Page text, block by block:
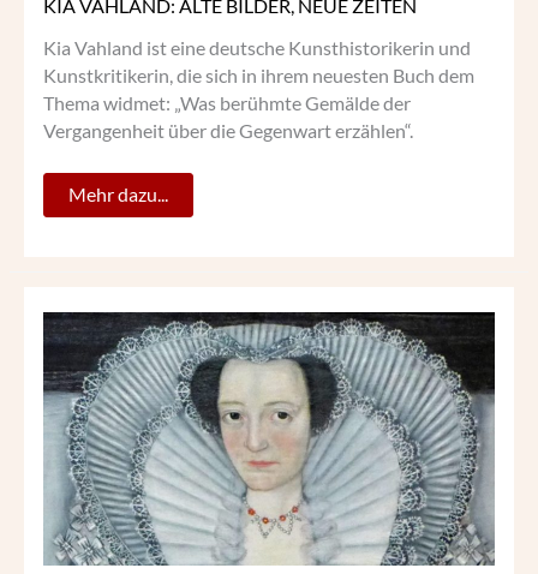
KIA VAHLAND: ALTE BILDER, NEUE ZEITEN
Kia Vahland ist eine deutsche Kunsthistorikerin und
Kunstkritikerin, die sich in ihrem neuesten Buch dem
Thema widmet: „Was berühmte Gemälde der
Vergangenheit über die Gegenwart erzählen“.
Mehr dazu...
DAS
GEHEIMNIS
DER
CHOLMONDELEY
LADIES